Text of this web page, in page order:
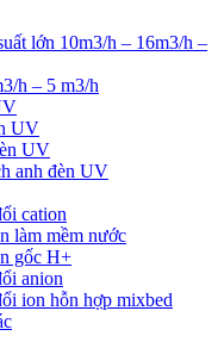
lớn 10m3/h – 16m3/h –
h – 5 m3/h
UV
UV
anh đèn UV
cation
làm mềm nước
gốc H+
anion
ion hỗn hợp mixbed